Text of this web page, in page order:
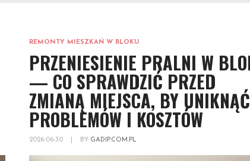
REMONTY MIESZKAŃ W BLOKU
PRZENIESIENIE PRALNI W
— CO SPRAWDZIĆ PRZED
ZMIANĄ MIEJSCA, BY UNIKNĄĆ
PROBLEMÓW I KOSZTÓW
2026-06-30 BY GADIP.COM.PL